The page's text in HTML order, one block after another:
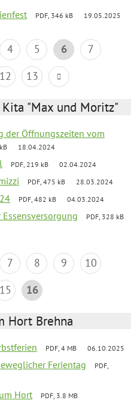
PDF, 346 kB 19.05.2025
4 5 6
7
12 13
"Max und Moritz"
der Öffnungszeiten vom
18.04.2024
PDF, 219 kB 02.04.2024
PDF, 475 kB 28.03.2024
PDF, 482 kB 04.03.2024
PDF, 328 kB
7 8 9
10
15 16
Hort Brehna
PDF, 4 MB 06.10.2025
Ferientag
PDF,
Hort
PDF, 3.8 MB